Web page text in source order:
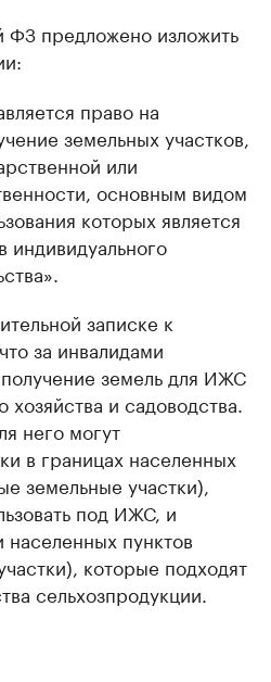
ФЗ предложено изложить
право на
земельных участков,
или
основным видом
которых является
индивидуального
записке к
за инвалидами
земель для ИЖС
и садоводства.
него могут
в границах населенных
земельные участки),
под ИЖС, и
населенных пунктов
которые подходят
сельхозпродукции.